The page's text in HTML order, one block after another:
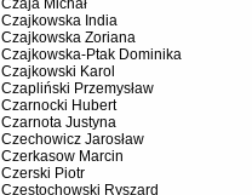
Czajkowska India
Czajkowska Zoriana
Czajkowska-Ptak Dominika
Czajkowski Karol
Czapliński Przemysław
Czarnocki Hubert
Czarnota Justyna
Czechowicz Jarosław
Czerkasow Marcin
Czerski Piotr
Częstochowski Ryszard